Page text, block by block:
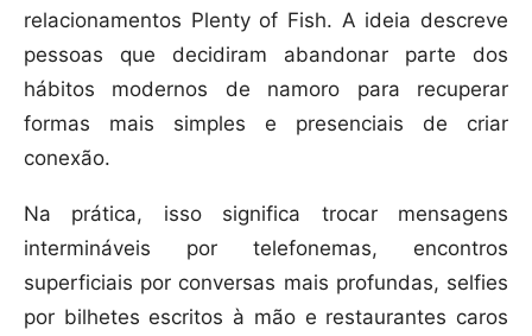
relacionamentos Plenty of Fish. A ideia descreve
pessoas que decidiram abandonar parte dos
hábitos modernos de namoro para recuperar
formas mais simples e presenciais de criar
conexão.
Na prática, isso significa trocar mensagens
intermináveis por telefonemas, encontros
superficiais por conversas mais profundas, selfies
por bilhetes escritos à mão e restaurantes caros